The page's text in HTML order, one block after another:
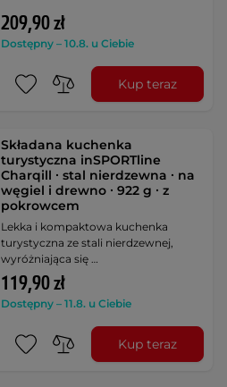
209,90 zł
Dostępny – 10.8. u Ciebie
Kup teraz
Składana kuchenka
turystyczna inSPORTline
Charqill ∙ stal nierdzewna ∙ na
węgiel i drewno ∙ 922 g ∙ z
pokrowcem
Lekka i kompaktowa kuchenka
turystyczna ze stali nierdzewnej,
wyróżniająca się …
119,90 zł
Dostępny – 11.8. u Ciebie
Kup teraz